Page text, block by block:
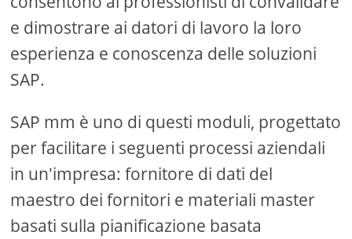
e dimostrare ai datori di lavoro la loro
esperienza e conoscenza delle soluzioni
SAP.
SAP mm è uno di questi moduli, progettato
per facilitare i seguenti processi aziendali
in un'impresa: fornitore di dati del
maestro dei fornitori e materiali master
basati sulla pianificazione basata